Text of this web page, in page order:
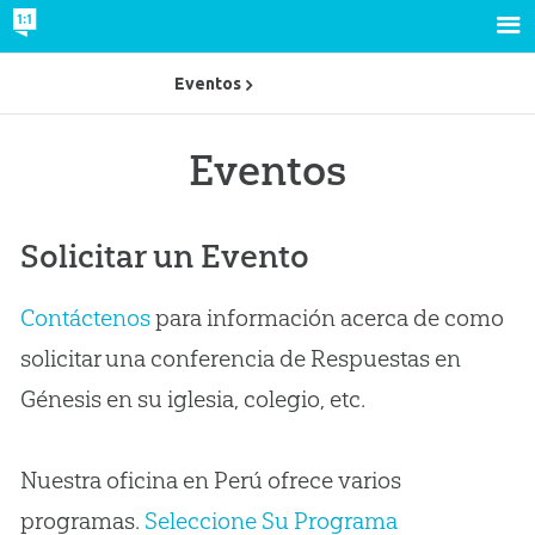
Eventos
Solicitar un Evento
Contáctenospara información acerca de como
solicitar una conferencia de Respuestas en
Génesis en su iglesia, colegio, etc.
Nuestra oficina en Perú ofrece varios
programas. Seleccione Su Programa
Eventos